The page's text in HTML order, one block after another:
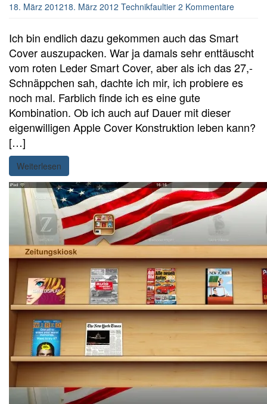
18. März 201218. März 2012 Technikfaultier 2 Kommentare
Ich bin endlich dazu gekommen auch das Smart
Cover auszupacken. War ja damals sehr enttäuscht
vom roten Leder Smart Cover, aber als ich das 27,-
Schnäppchen sah, dachte ich mir, ich probiere es
noch mal. Farblich finde ich es eine gute
Kombination. Ob ich auch auf Dauer mit dieser
eigenwilligen Apple Cover Konstruktion leben kann?
[…]
Weiterlesen